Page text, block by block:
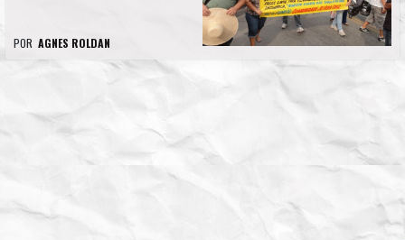
POR AGNES ROLDAN